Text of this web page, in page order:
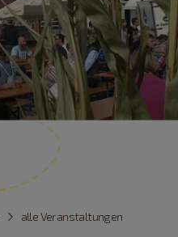
alle Veranstaltungen